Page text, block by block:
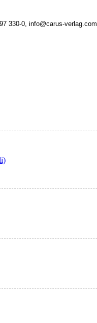
330-0, info@carus-verlag.com